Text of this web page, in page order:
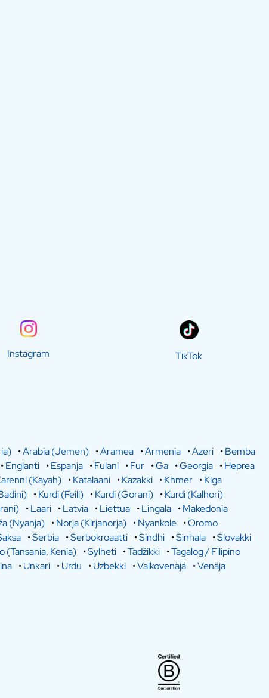
Instagram TikTok
•Arabia (Jemen) •Aramea •Armenia •Azeri •Bemba
•Englanti •Espanja •Fulani •Fur •Ga •Georgia •Heprea
(Kayah) •Katalaani •Kazakki •Khmer •Kiga
•Kurdi (Feili) •Kurdi (Gorani) •Kurdi (Kalhori)
•Laari •Latvia •Liettua •Lingala •Makedonia
(Nyanja) •Norja (Kirjanorja) •Nyankole •Oromo
•Serbia •Serbokroaatti •Sindhi •Sinhala •Slovakki
(Tansania, Kenia) •Sylheti •Tadžikki •Tagalog / Filipino
•Unkari •Urdu •Uzbekki •Valkovenäjä •Venäjä